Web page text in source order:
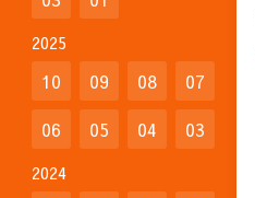
2025
10 09 08
07
06
05 04 03
2024